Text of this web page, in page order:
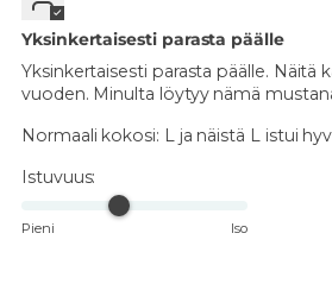
Yksinkertaisesti parasta päälle
Yksinkertaisesti parasta päälle. Näitä
vuoden. Minulta löytyy nämä
Normaali kokosi: L ja näistä L istui
Istuvuus:
Pieni Iso